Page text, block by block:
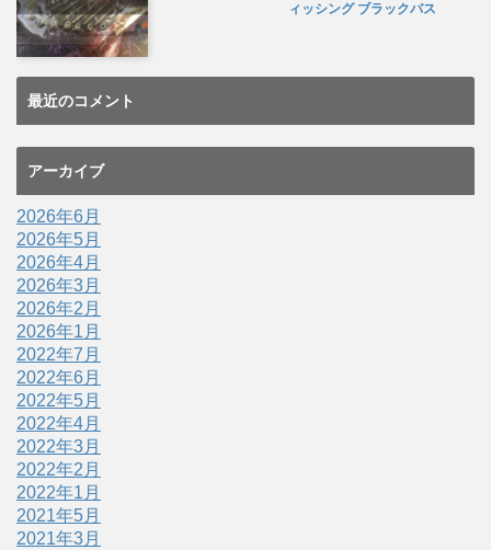
ィッシング ブラックバス
最近のコメント
アーカイブ
2026年6月
2026年5月
2026年4月
2026年3月
2026年2月
2026年1月
2022年7月
2022年6月
2022年5月
2022年4月
2022年3月
2022年2月
2022年1月
2021年5月
2021年3月